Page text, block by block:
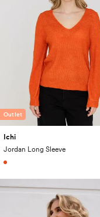
Outlet
Ichi
Jordan Long Sleeve